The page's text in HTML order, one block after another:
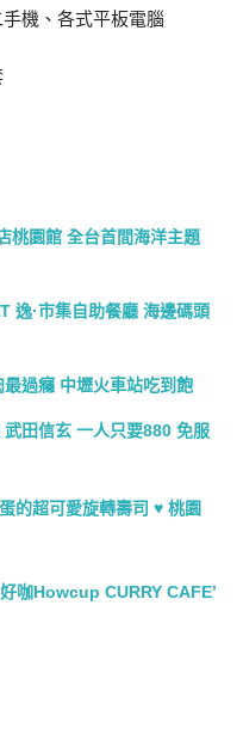
機、各式平板電腦
桃園館 全台首間海洋主題
逸·市集自助餐廳 海邊碼頭
過癮 中壢火車站吃到飽
田信玄 一人只要880 免服
的超可愛旋轉壽司 ♥ 桃園
咖Howcup CURRY CAFE’